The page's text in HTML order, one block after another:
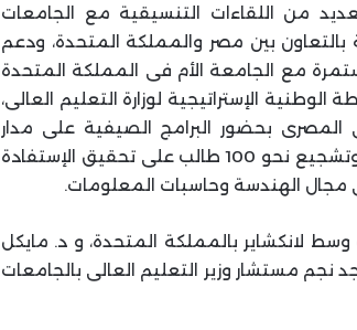
من اللقاءات التنسيقية مع الجامعات
بالتعاون بين مصر والمملكة المتحدة، ودعم
مع الجامعة الأم فى المملكة المتحدة
الإستراتيجية لوزارة التعليم العالى،
المصرى بحضور البرامج الصيفية على مدار
عامين متتاليين فى جامعة لانكشاير بالمملكة المتحدة، وتشجيع نحو 100 طالب على تحقيق الإستفادة
الهندسة وحاسبات المعلومات.
وسط لانكشاير بالمملكة المتحدة، و د. مايكل
نجم مستشار وزير التعليم العالى بالجامعات